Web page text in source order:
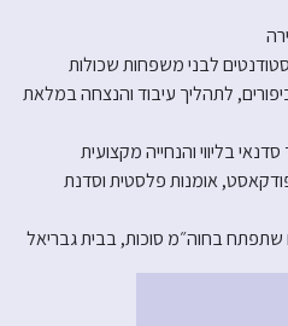
לבני משפחות שכולות
לתהליך עיבוד והנצחה במלאת
בליווי והנחייה מקצועית
אומנות פלסטית וסדנת
שתפתח בחוה״מ סוכות, בבית גבריאל